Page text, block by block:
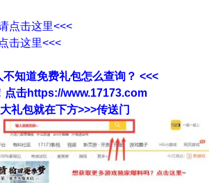
点击这里<<<
击这里<<<
不知道免费礼包怎么查询？ <<<
点击https://www.17173.com
礼包就在下方>>>传送门